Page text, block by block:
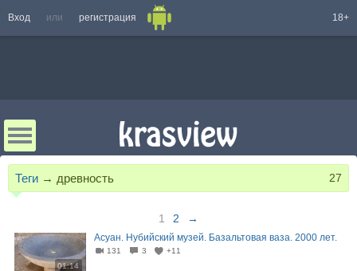
Вход или регистрация 18+
Теги → древность 27
1 2 →
01:14
Асуан. Нубийский музей. Базальтовая ваза. 2000 лет.
131 3 +11